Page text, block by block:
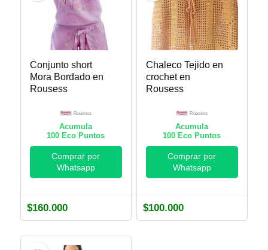
Conjunto short
Mora Bordado en
Rousess
Rousess
Acumula
100 Eco Puntos
Comprar por
Whatsapp
$160.000
Chaleco Tejido en
crochet en
Rousess
Rousess
Acumula
100 Eco Puntos
Comprar por
Whatsapp
$100.000